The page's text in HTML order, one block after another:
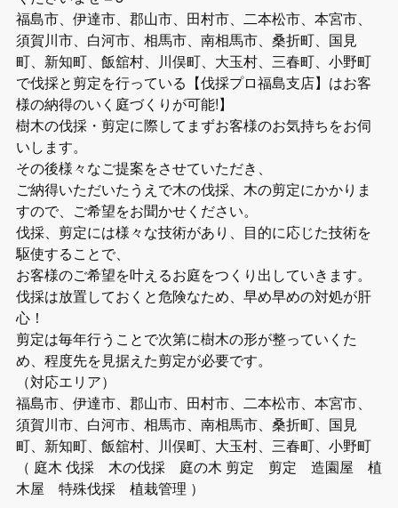
福島市、伊達市、郡山市、田村市、二本松市、本宮市、
須賀川市、白河市、相馬市、南相馬市、桑折町、国見
町、新知町、飯舘村、川俣町、大玉村、三春町、小野町
で伐採と剪定を行っている【伐採プロ福島支店】はお客
様の納得のいく庭づくりが可能!】
樹木の伐採・剪定に際してまずお客様のお気持ちをお伺
いします。
その後様々なご提案をさせていただき、
ご納得いただいたうえで木の伐採、木の剪定にかかりま
すので、ご希望をお聞かせください。
伐採、剪定には様々な技術があり、目的に応じた技術を
駆使することで、
お客様のご希望を叶えるお庭をつくり出していきます。
伐採は放置しておくと危険なため、早め早めの対処が肝
心！
剪定は毎年行うことで次第に樹木の形が整っていくた
め、程度先を見据えた剪定が必要です。
（対応エリア）
福島市、伊達市、郡山市、田村市、二本松市、本宮市、
須賀川市、白河市、相馬市、南相馬市、桑折町、国見
町、新知町、飯舘村、川俣町、大玉村、三春町、小野町
（ 庭木 伐採 木の伐採 庭の木 剪定 剪定 造園屋 植
木屋 特殊伐採 植栽管理 ）